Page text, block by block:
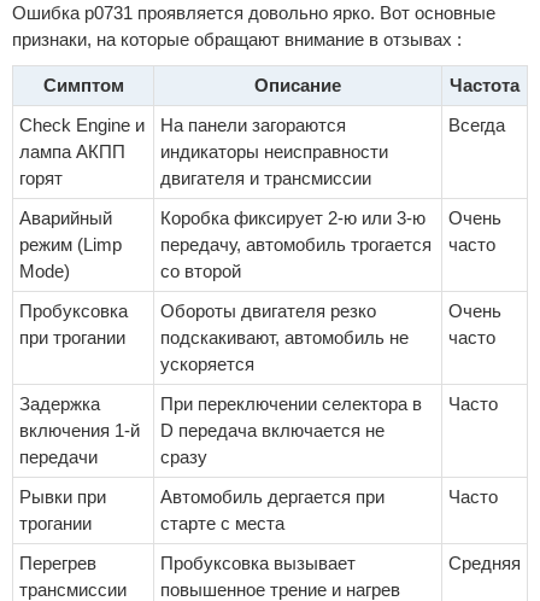
Ошибка p0731 проявляется довольно ярко. Вот основные
признаки, на которые обращают внимание в отзывах :
Симптом Описание
Частота
Check Engine и
лампа АКПП
горят
На панели загораются
индикаторы неисправности
двигателя и трансмиссии
Всегда
Аварийный
режим (Limp
Mode)
Коробка фиксирует 2-ю или 3-ю
передачу, автомобиль трогается
со второй
Очень
часто
Пробуксовка
при трогании
Обороты двигателя резко
подскакивают, автомобиль не
ускоряется
Очень
часто
Задержка
включения 1-й
передачи
При переключении селектора в
D передача включается не
сразу
Часто
Рывки при
трогании
Автомобиль дергается при
старте с места
Часто
Перегрев
трансмиссии
Пробуксовка вызывает
повышенное трение и нагрев
Средняя